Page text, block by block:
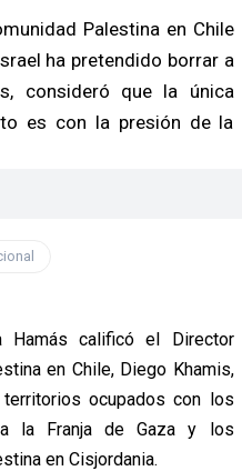
Palestina en Chile
ha pretendido borrar a
consideró que la única
es con la presión de la
calificó el Director
en Chile, Diego Khamis,
ocupados con los
a la Franja de Gaza y los
en Cisjordania.